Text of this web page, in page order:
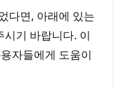
다면, 아래에 있는
기 바랍니다. 이
자들에게 도움이